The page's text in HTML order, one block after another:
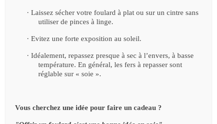
· Laissez sécher votre foulard à plat ou sur un cintre sans
utiliser de pinces à linge.
· Evitez une forte exposition au soleil.
· Idéalement, repassez presque à sec à l’envers, à basse
température. En général, les fers à repasser sont
réglable sur « soie ».
Vous cherchez une idée pour faire un cadeau ?